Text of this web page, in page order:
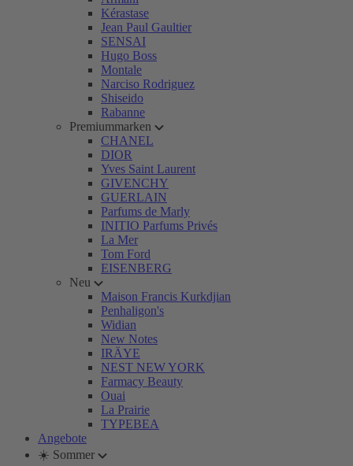
Kérastase
Jean Paul Gaultier
SENSAI
Hugo Boss
Montale
Narciso Rodriguez
Shiseido
Rabanne
Premiummarken
CHANEL
DIOR
Yves Saint Laurent
GIVENCHY
GUERLAIN
Parfums de Marly
INITIO Parfums Privés
La Mer
Tom Ford
EISENBERG
Neu
Maison Francis Kurkdjian
Penhaligon's
Widian
New Notes
IRÄYE
NEST NEW YORK
Farmacy Beauty
Ouai
La Prairie
TYPEBEA
Angebote
☀️ Sommer